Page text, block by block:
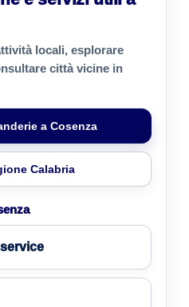
locali, esplorare
città vicine in
a Cosenza
Calabria